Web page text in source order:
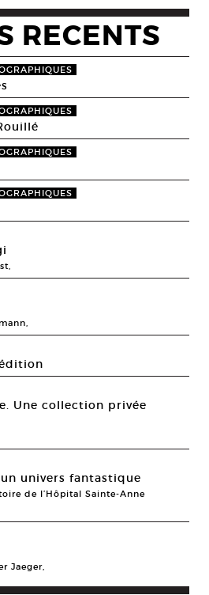
RECENTS
Une collection privée
univers fantastique
de l’Hôpital Sainte-Anne
Jaeger,